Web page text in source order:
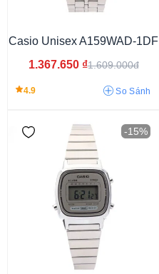
Unisex
Casio Unisex A159WAD-1DF
1.367.650 ₫1.609.000đ
4.9 So Sánh
-15%